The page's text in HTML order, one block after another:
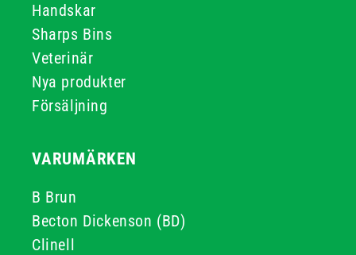
Handskar
Sharps Bins
Veterinär
Nya produkter
Försäljning
VARUMÄRKEN
B Brun
Becton Dickenson (BD)
Clinell